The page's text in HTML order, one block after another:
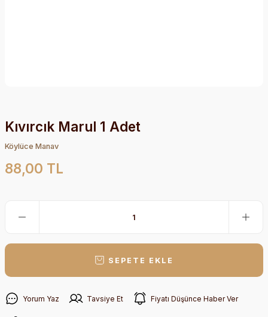
Kıvırcık Marul 1 Adet
Köylüce Manav
88,00 TL
SEPETE EKLE
Yorum Yaz Tavsiye Et Fiyatı Düşünce Haber Ver